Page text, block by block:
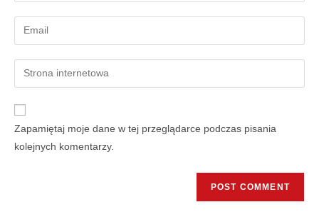
Zapamiętaj moje dane w tej przeglądarce podczas pisania
kolejnych komentarzy.